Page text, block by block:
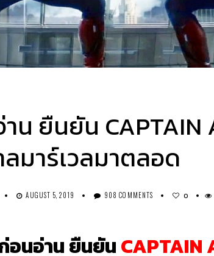
ยืนยัน CAPTAIN
มาร์เวลมาตลอด
AUGUST 5, 2019 908 COMMENTS 0
นอ่าน ยืนยันCAPTAIN